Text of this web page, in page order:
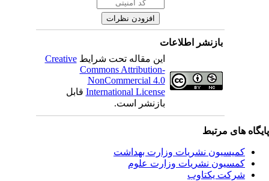
بازنشر اطلاعات
این مقاله تحت شرایطCreative
Commons Attribution-
NonCommercial 4.0
International Licenseقابل
بازنشر است.
های مرتبط
کمیسیون نشریات وزارت بهداشت
کمسیون نشریات وزارت علوم
شرکت یکتاوب